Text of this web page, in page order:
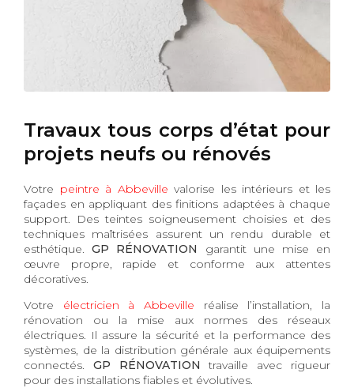
Travaux tous corps d’état pour
projets neufs ou rénovés
Votre peintre à Abbeville valorise les intérieurs et les
façades en appliquant des finitions adaptées à chaque
support. Des teintes soigneusement choisies et des
techniques maîtrisées assurent un rendu durable et
esthétique.GP RÉNOVATION
garantit une mise en
œuvre propre, rapide et conforme aux attentes
décoratives.
Votre électricien à Abbeville réalise l’installation, la
rénovation ou la mise aux normes des réseaux
électriques. Il assure la sécurité et la performance des
systèmes, de la distribution générale aux équipements
connectés. GP RÉNOVATION travaille avec rigueur
pour des installations fiables et évolutives.